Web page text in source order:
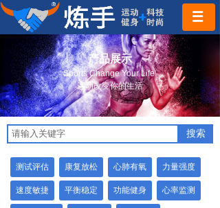
产品展示
Sports Change Your Life.
运动改变你的生活
搜索
测试评估 康复放松 心肺有氧 力量强度
速度敏捷 平衡稳定 功能健身 心率监测